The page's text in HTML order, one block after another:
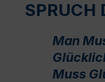
SPRUCH
Man
Muss